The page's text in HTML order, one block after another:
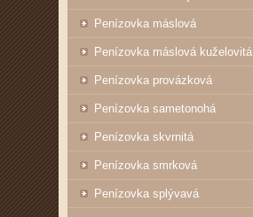
Penízovka máslová
Penízovka máslová kuželovitá
Penízovka provázková
Penízovka sametonohá
Penízovka skvrnitá
Penízovka smrková
Penízovka splývavá